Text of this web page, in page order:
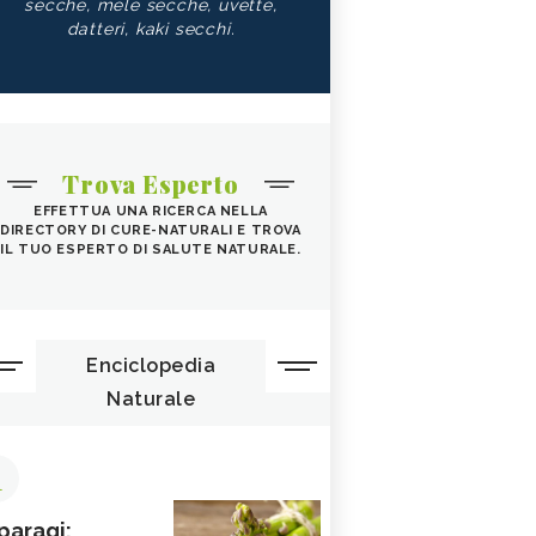
secche, mele secche, uvette,
datteri, kaki secchi.
Trova Esperto
EFFETTUA UNA RICERCA NELLA
DIRECTORY DI CURE-NATURALI E TROVA
IL TUO ESPERTO DI SALUTE NATURALE.
Enciclopedia
Naturale